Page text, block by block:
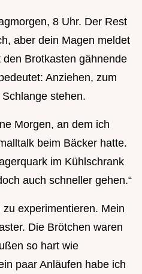
8 Uhr. Der Rest
aber dein Magen meldet
Brotkasten gähnende
Anziehen, zum
stehen.
Morgen, an dem ich
beim Bäcker hatte.
im Kühlschrank
auch schneller gehen.“
experimentieren. Mein
Die Brötchen waren
so hart wie
paar Anläufen habe ich